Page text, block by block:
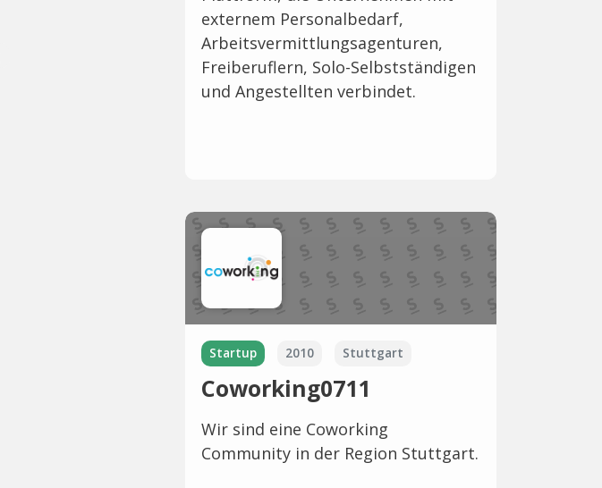
externem Personalbedarf,
Arbeitsvermittlungsagenturen,
Freiberuflern, Solo-Selbstständigen
und Angestellten verbindet.
Startup 2010 Stuttgart
Coworking0711
Wir sind eine Coworking
Community in der Region Stuttgart.